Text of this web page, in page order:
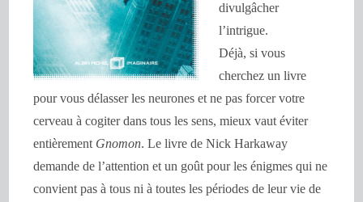
divulgâcher
l’intrigue.
Déjà, si vous
cherchez un livre
pour vous délasser les neurones et ne pas forcer votre
cerveau à cogiter dans tous les sens, mieux vaut éviter
entièrement Gnomon. Le livre de Nick Harkaway
demande de l’attention et un goût pour les énigmes qui ne
convient pas à tous ni à toutes les périodes de leur vie de